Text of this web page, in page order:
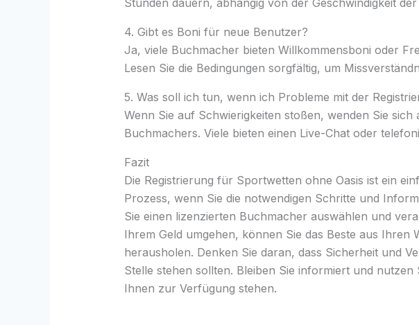
Stunden dauern, abhängig von der Geschwindigkeit
4. Gibt es Boni für neue Benutzer?
Ja, viele Buchmacher bieten Willkommensboni oder
Lesen Sie die Bedingungen sorgfältig, um
5. Was soll ich tun, wenn ich Probleme mit der
Wenn Sie auf Schwierigkeiten stoßen, wenden Sie sich
Buchmachers. Viele bieten einen Live-Chat oder
Fazit
Die Registrierung für Sportwetten ohne Oasis ist ein
Prozess, wenn Sie die notwendigen Schritte und
Sie einen lizenzierten Buchmacher auswählen und
Ihrem Geld umgehen, können Sie das Beste aus Ihren
herausholen. Denken Sie daran, dass Sicherheit und
Stelle stehen sollten. Bleiben Sie informiert und nutzen
Ihnen zur Verfügung stehen.